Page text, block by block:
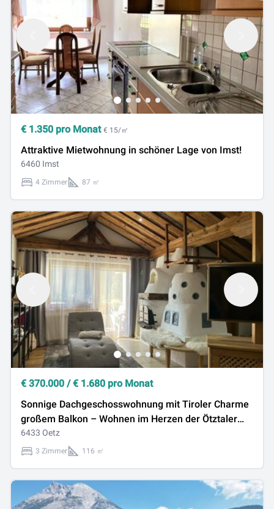
€ 1.350 pro Monat € 15/㎡
Attraktive Mietwohnung in schöner Lage von Imst!
6460 Imst
4 Zimmer 87 ㎡
€ 370.000 /€ 1.680 pro Monat
Sonnige Dachgeschosswohnung mit Tiroler Charme
großem Balkon – Wohnen im Herzen der Ötztaler
Alpen!
6433 Oetz
3 Zimmer 116 ㎡